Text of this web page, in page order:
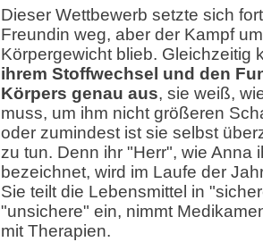
Dieser Wettbewerb setzte sich
Freundin weg, aber der Kampf
Körpergewicht blieb. Gleichzeitig
ihrem Stoffwechsel und den
Körpers genau aus, sie weiß,
muss, um ihm nicht größeren
oder zumindest ist sie selbst
zu tun. Denn ihr "Herr", wie Anna
bezeichnet, wird im Laufe der
Sie teilt die Lebensmittel in
"unsichere" ein, nimmt
mit Therapien.